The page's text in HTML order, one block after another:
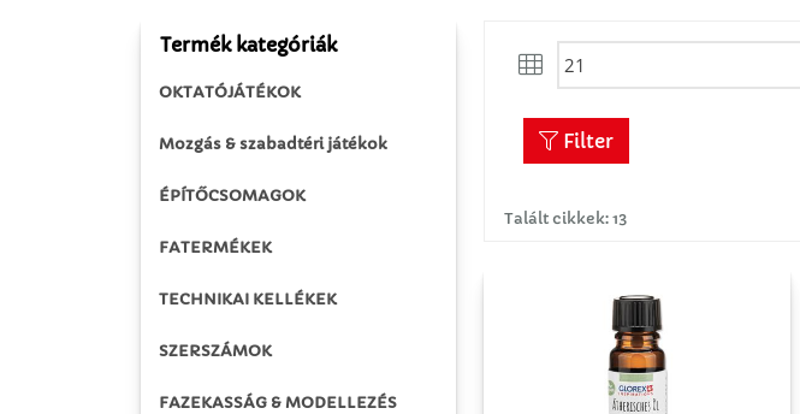
Termék kategóriák
OKTATÓJÁTÉKOK
Mozgás & szabadtéri játékok
ÉPÍTŐCSOMAGOK
FATERMÉKEK
TECHNIKAI KELLÉKEK
SZERSZÁMOK
FAZEKASSÁG & MODELLEZÉS
Talált cikkek: 13
Filter